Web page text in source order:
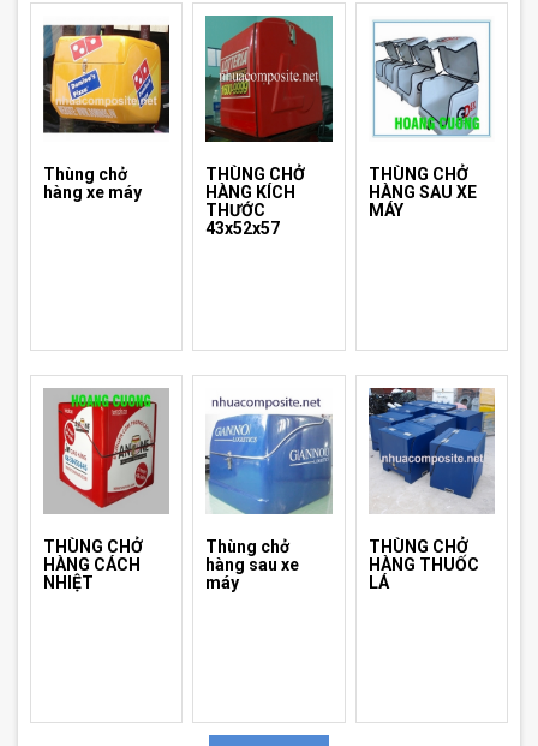
Thùng chở
hàng xe máy
THÙNG CHỞ
HÀNG KÍCH
THƯỚC
43x52x57
THÙNG CHỞ
HÀNG SAU XE
MÁY
THÙNG CHỞ
HÀNG CÁCH
NHIỆT
Thùng chở
hàng sau xe
máy
THÙNG CHỞ
HÀNG THUỐC
LÁ